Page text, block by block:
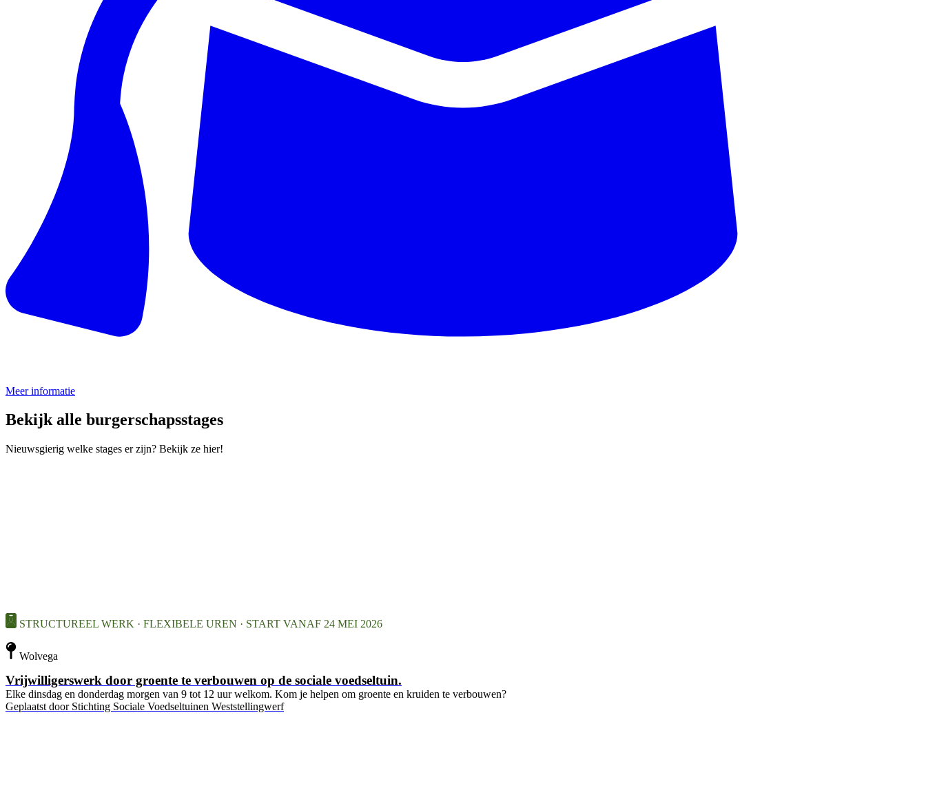
Meer informatie
Bekijk alle burgerschapsstages
Nieuwsgierig welke stages er zijn? Bekijk ze hier!
STRUCTUREEL WERK · FLEXIBELE UREN · START VANAF 24 MEI 2026
Wolvega
Vrijwilligerswerk door groente te verbouwen op de sociale voedseltuin.
Elke dinsdag en donderdag morgen van 9 tot 12 uur welkom. Kom je helpen om groente en kruiden te verbouwen?
Geplaatst door Stichting Sociale Voedseltuinen Weststellingwerf